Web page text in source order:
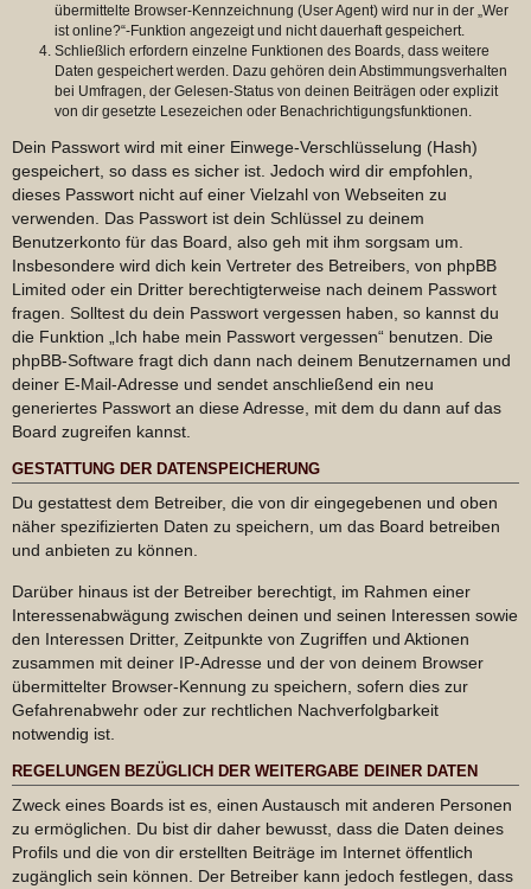
übermittelte Browser-Kennzeichnung (User Agent) wird nur in der „Wer
ist online?“-Funktion angezeigt und nicht dauerhaft gespeichert.
Schließlich erfordern einzelne Funktionen des Boards, dass weitere
Daten gespeichert werden. Dazu gehören dein Abstimmungsverhalten
bei Umfragen, der Gelesen-Status von deinen Beiträgen oder explizit
von dir gesetzte Lesezeichen oder Benachrichtigungsfunktionen.
Dein Passwort wird mit einer Einwege-Verschlüsselung (Hash)
gespeichert, so dass es sicher ist. Jedoch wird dir empfohlen,
dieses Passwort nicht auf einer Vielzahl von Webseiten zu
verwenden. Das Passwort ist dein Schlüssel zu deinem
Benutzerkonto für das Board, also geh mit ihm sorgsam um.
Insbesondere wird dich kein Vertreter des Betreibers, von phpBB
Limited oder ein Dritter berechtigterweise nach deinem Passwort
fragen. Solltest du dein Passwort vergessen haben, so kannst du
die Funktion „Ich habe mein Passwort vergessen“ benutzen. Die
phpBB-Software fragt dich dann nach deinem Benutzernamen und
deiner E-Mail-Adresse und sendet anschließend ein neu
generiertes Passwort an diese Adresse, mit dem du dann auf das
Board zugreifen kannst.
GESTATTUNG DER DATENSPEICHERUNG
Du gestattest dem Betreiber, die von dir eingegebenen und oben
näher spezifizierten Daten zu speichern, um das Board betreiben
und anbieten zu können.
Darüber hinaus ist der Betreiber berechtigt, im Rahmen einer
Interessenabwägung zwischen deinen und seinen Interessen sowie
den Interessen Dritter, Zeitpunkte von Zugriffen und Aktionen
zusammen mit deiner IP-Adresse und der von deinem Browser
übermittelter Browser-Kennung zu speichern, sofern dies zur
Gefahrenabwehr oder zur rechtlichen Nachverfolgbarkeit
notwendig ist.
REGELUNGEN BEZÜGLICH DER WEITERGABE DEINER DATEN
Zweck eines Boards ist es, einen Austausch mit anderen Personen
zu ermöglichen. Du bist dir daher bewusst, dass die Daten deines
Profils und die von dir erstellten Beiträge im Internet öffentlich
zugänglich sein können. Der Betreiber kann jedoch festlegen, dass